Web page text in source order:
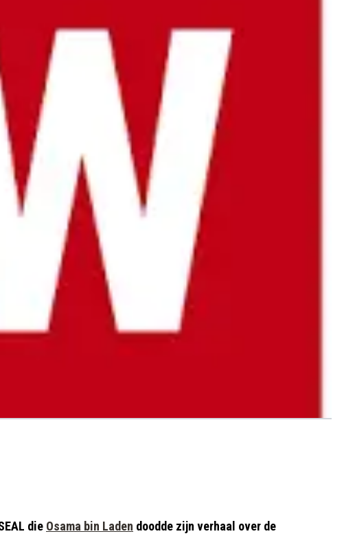
die Osama bin Laden doodde zijn verhaal over de